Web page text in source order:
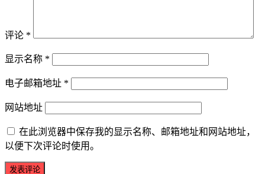
评论 *
显示名称 *
电子邮箱地址 *
网站地址
在此浏览器中保存我的显示名称、邮箱地址和网站地址，
以便下次评论时使用。